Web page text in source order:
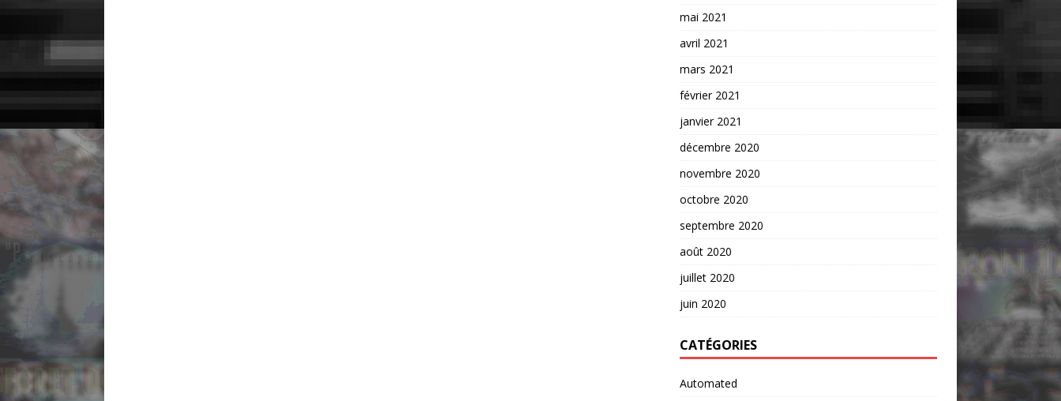
mai 2021
avril 2021
mars 2021
février 2021
janvier 2021
décembre 2020
novembre 2020
octobre 2020
septembre 2020
août 2020
juillet 2020
juin 2020
CATÉGORIES
Automated